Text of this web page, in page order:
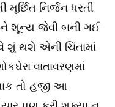
નિર્જન ધરતી
શૂન્ય જેવી બની ગઈ
થશે એની ચિંતામાં
વાતાવરણમાં
તો હજી આ